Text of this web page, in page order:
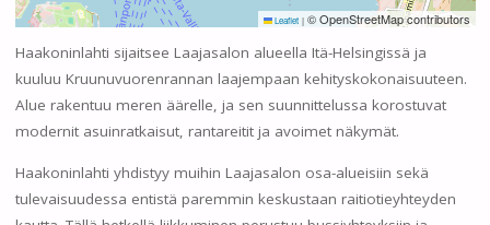
Leaflet |© OpenStreetMap contributors
Haakoninlahti sijaitsee Laajasalon alueella Itä-Helsingissä ja
kuuluu Kruunuvuorenrannan laajempaan kehityskokonaisuuteen.
Alue rakentuu meren äärelle, ja sen suunnittelussa korostuvat
modernit asuinratkaisut, rantareitit ja avoimet näkymät.
Haakoninlahti yhdistyy muihin Laajasalon osa-alueisiin sekä
tulevaisuudessa entistä paremmin keskustaan raitiotieyhteyden